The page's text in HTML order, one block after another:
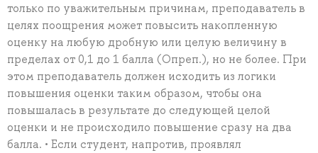
только по уважительным причинам, преподаватель в
целях поощрения может повысить накопленную
оценку на любую дробную или целую величину в
пределах от 0,1 до 1 балла (Опреп.), но не более. При
этом преподаватель должен исходить из логики
повышения оценки таким образом, чтобы она
повышалась в результате до следующей целой
оценки и не происходило повышение сразу на два
балла. • Если студент, напротив, проявлял